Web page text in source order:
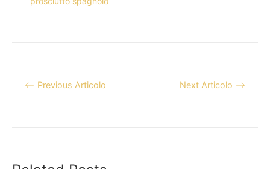
NavigazionePrevious Articolo Next Articolo